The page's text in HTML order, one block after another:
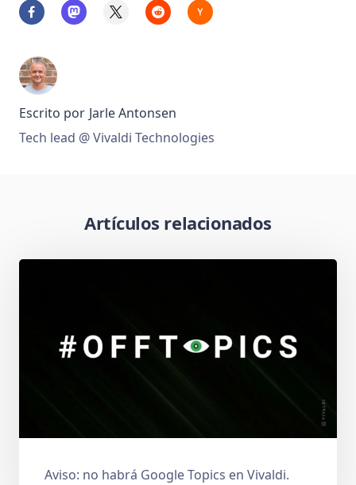
Escrito por Jarle Antonsen
Tech lead @ Vivaldi Technologies
Artículos relacionados
Aviso: no habrá Google Topics en Vivaldi.